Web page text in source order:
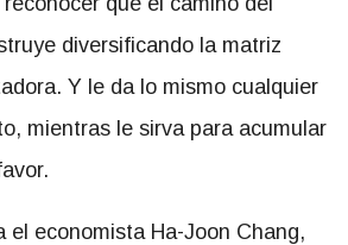
diversificando la matriz
Y le da lo mismo cualquier
mientras le sirva para acumular
el economista Ha-Joon Chang,